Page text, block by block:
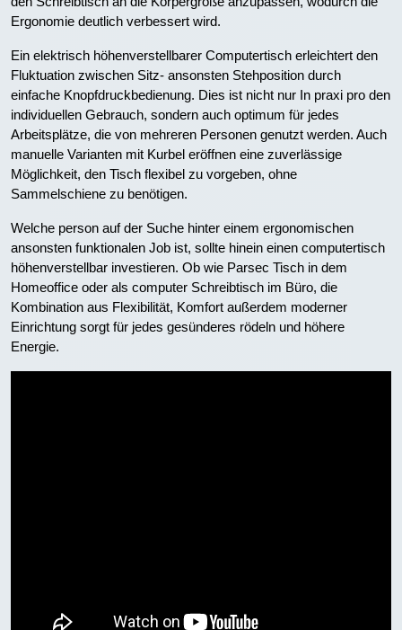
Ergonomie deutlich verbessert wird.
Ein elektrisch höhenverstellbarer Computertisch erleichtert den
Fluktuation zwischen Sitz- ansonsten Stehposition durch
einfache Knopfdruckbedienung. Dies ist nicht nur In praxi pro den
individuellen Gebrauch, sondern auch optimum für jedes
Arbeitsplätze, die von mehreren Personen genutzt werden. Auch
manuelle Varianten mit Kurbel eröffnen eine zuverlässige
Möglichkeit, den Tisch flexibel zu vorgeben, ohne
Sammelschiene zu benötigen.
Welche person auf der Suche hinter einem ergonomischen
ansonsten funktionalen Job ist, sollte hinein einen computertisch
höhenverstellbar investieren. Ob wie Parsec Tisch in dem
Homeoffice oder als computer Schreibtisch im Büro, die
Kombination aus Flexibilität, Komfort außerdem moderner
Einrichtung sorgt für jedes gesünderes rödeln und höhere
Energie.